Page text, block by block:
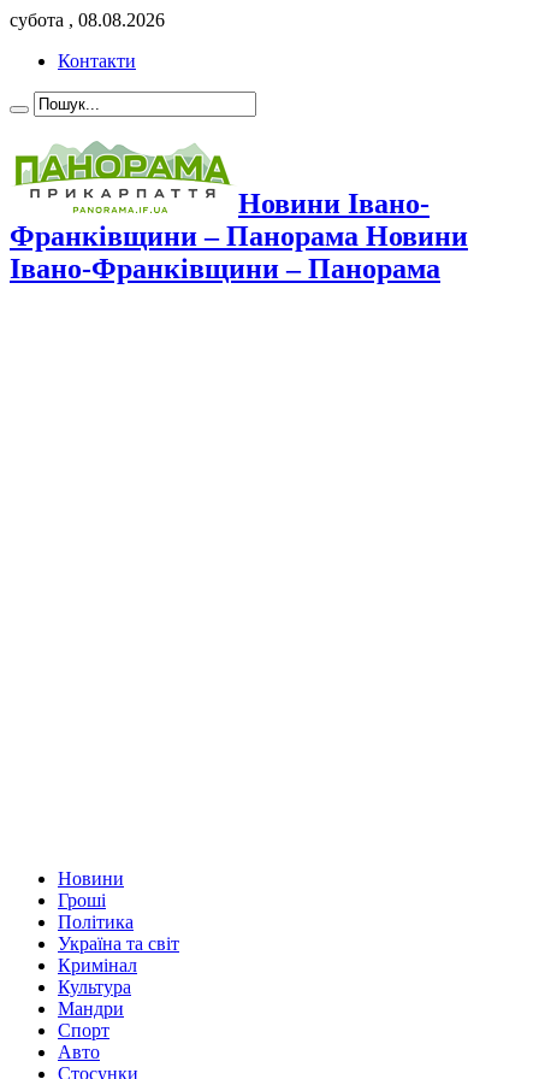
субота , 08.08.2026
Контакти
Новини Івано-
Франківщини – Панорама Новини
Івано-Франківщини – Панорама
Новини
Гроші
Політика
Україна та світ
Кримінал
Культура
Мандри
Спорт
Авто
Стосунки